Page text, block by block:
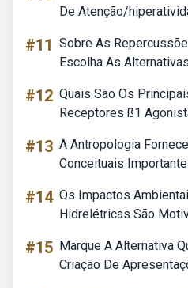
De Atenção/
#11 Sobre As
Escolha As
#12 Quais São Os
Receptores ß1
#13 A Antropologia
Conceituais
#14 Os Impactos
Hidrelétricas São
#15 Marque A Alternativa
Criação De